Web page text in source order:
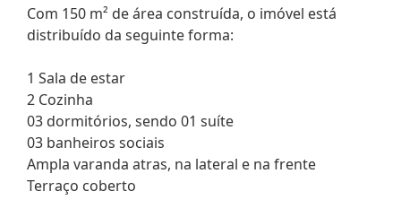
Com 150 m² de área construída, o imóvel está
distribuído da seguinte forma:
1 Sala de estar
2 Cozinha
03 dormitórios, sendo 01 suíte
03 banheiros sociais
Ampla varanda atras, na lateral e na frente
Terraço coberto